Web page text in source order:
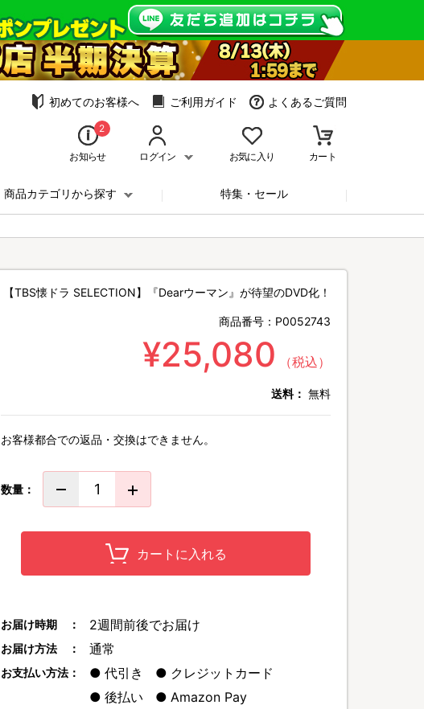
初めてのお客様へ ご利用ガイド よくあるご質問
2
お知らせ ログイン お気に入り カート
商品カテゴリから探す 特集・セール
【TBS懐ドラ SELECTION】『Dearウーマン』が待望のDVD化！
商品番号： P0052743
¥25,080 （税込）
送料： 無料
お客様都合での返品・交換はできません。
数量：
カートに入れる
お届け時期 ： 2週間前後でお届け
お届け方法 ： 通常
お支払い方法： 代引き
クレジットカード
後払い
Amazon Pay